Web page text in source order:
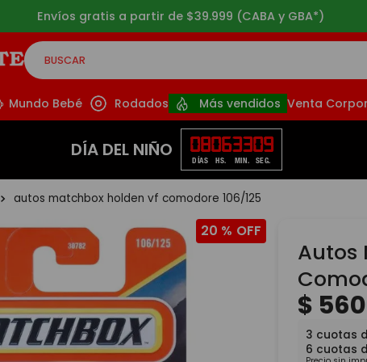
Envíos gratis a partir de $39.999 (CABA y GBA*)
BUSCAR
Mundo Bebé Rodados Más vendidos Venta
DÍA DEL NIÑO 08
DÍAS
06
HS.
33
MIN.
09
SEG.
autos matchbox holden vf comodore 106/125
20 %
Autos
$
3 cuotas
6 cuotas